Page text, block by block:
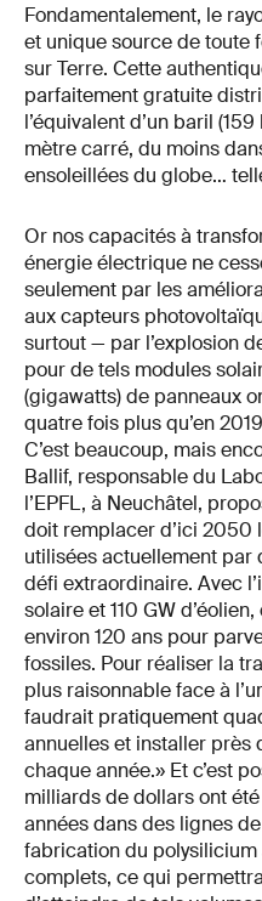
Fondamentalement, le
et unique source de toute
sur Terre. Cette
parfaitement gratuite
l’équivalent d’un baril
mètre carré, du moins
ensoleillées du globe…
Or nos capacités à
énergie électrique ne
seulement par les
aux capteurs
surtout — par l’explosion
pour de tels modules
(gigawatts) de panneaux
quatre fois plus qu’en
C’est beaucoup, mais
Ballif, responsable du
l’EPFL, à Neuchâtel,
doit remplacer d’ici 2050
utilisées actuellement par
défi extraordinaire. Avec
solaire et 110 GW
environ 120 ans pour
fossiles. Pour réaliser la
plus raisonnable face à
faudrait pratiquement
annuelles et installer près
chaque année.» Et c’est
milliards de dollars ont
années dans des lignes
fabrication du
complets, ce qui